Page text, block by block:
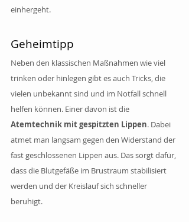
einhergeht.
Geheimtipp
Neben den klassischen Maßnahmen wie viel
trinken oder hinlegen gibt es auch Tricks, die
vielen unbekannt sind und im Notfall schnell
helfen können. Einer davon ist die
Atemtechnik mit gespitzten Lippen. Dabei
atmet man langsam gegen den Widerstand der
fast geschlossenen Lippen aus. Das sorgt dafür,
dass die Blutgefäße im Brustraum stabilisiert
werden und der Kreislauf sich schneller
beruhigt.